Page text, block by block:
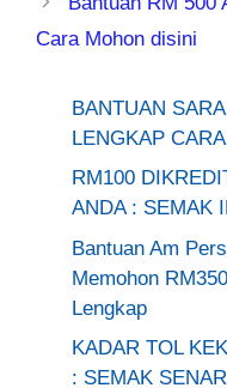
Cara Mohon disini
BANTUAN
LENGKAP
RM100
ANDA : SEMAK
Bantuan Am
Memohon
Lengkap
KADAR TOL
: SEMAK